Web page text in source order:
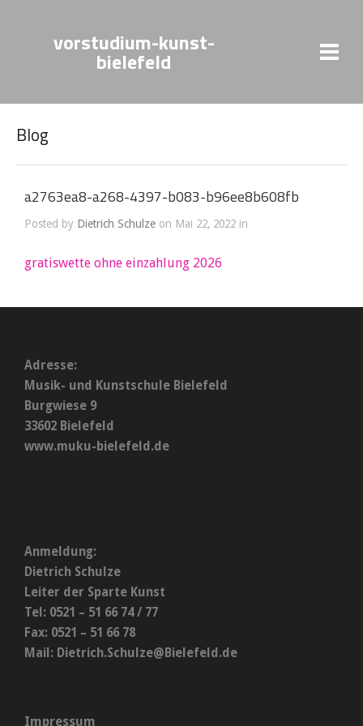
vorstudium-kunst-
bielefeld
Blog
a2763ea8-a268-4397-b083-b96ee8b608fb
Posted by Dietrich Schulze on Mai 22, 2022 in
gratiswette ohne einzahlung 2026
Adresse:
Musik- und Kunstschule Bielefeld
Burgwiese 9
33602 Bielefeld
www.muku-bielefeld.de
Anmeldung:
Dietrich Schulze
Leiter der Sparte Kunst
Tel: 0521 – 51 66 74 / 77
Fax: 0521 – 51 66 78
Mail: Dietrich.Schulze@Bielefeld.de
Impressum